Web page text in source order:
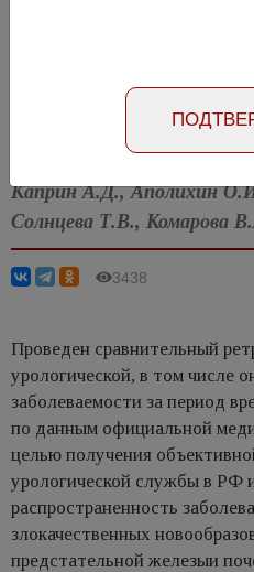
Статья на русском
Статья на английском
Каприн А.Д., Аполихин
Солнцева Т.В., Комарова
3438
Проведен сравнительный
урологической, в том числе
заболеваемости за период
по данным официальной
целью получения
урологической службы в РФ
распространенность
злокачественных
предстательной железыи